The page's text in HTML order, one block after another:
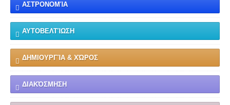
ΑΣΤΡΟΝΟΜΊΑ
ΑΥΤΟΒΕΛΤΊΩΣΗ
ΔΗΜΙΟΥΡΓΊΑ & ΧΏΡΟΣ
ΔΙΑΚΌΣΜΗΣΗ